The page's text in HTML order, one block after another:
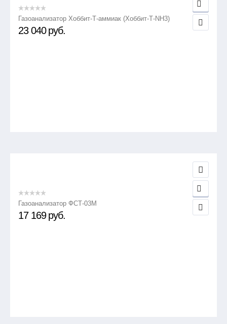
Газоанализатор Хоббит-Т-аммиак (Хоббит-Т-NH3)
23 040 руб.
Газоанализатор ФСТ-03М
17 169 руб.